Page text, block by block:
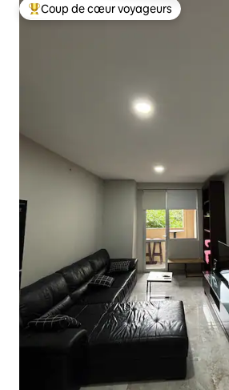
Coups de cœur voyageurs les plus
Coup de cœur voyageurs